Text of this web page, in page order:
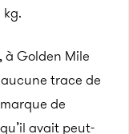
à Golden Mile
trace de
de
avait peut-